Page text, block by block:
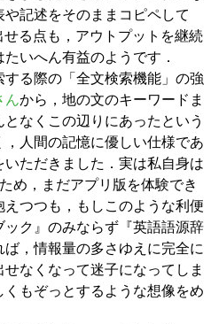
記述をそのままコピペして
せる点も，アウトプットを継続
いへん有益のようです．
る際の「全文検索機能」の強
んから，地の文のキーワードま
なくこの辺りにあったという
人間の記憶に優しい仕様であ
ただきました．実は私自身は
め，まだアプリ版を体験でき
つつも，もしこのような利便
ク』のみならず『英語語源辞
，情報量の多さゆえに完全に
せなくなって迷子になってしま
くもぞっとするような想像をめ